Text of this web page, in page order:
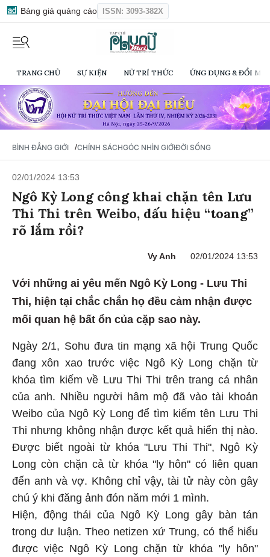
Bảng giá quảng cáo ISSN: 3093-382X
TRANG CHỦ SỰ KIỆN NỮ TRÍ THỨC ỨNG DỤNG & ĐỔI
BÌNH ĐẲNG GIỚI /CHÍNH SÁCHGÓC NHÌN GIỚIĐỜI SỐNG
02/01/2024 13:53
Ngô Kỳ Long công khai chặn tên Lưu
Thi Thi trên Weibo, dấu hiệu “toang”
rõ lắm rồi?
Vy Anh 02/01/2024 13:53
Với những ai yêu mến Ngô Kỳ Long - Lưu Thi
Thi, hiện tại chắc chắn họ đều cảm nhận được
mối quan hệ bất ổn của cặp sao này.
Ngày 2/1, Sohu đưa tin mạng xã hội Trung Quốc
đang xôn xao trước việc Ngô Kỳ Long chặn từ
khóa tìm kiếm về Lưu Thi Thi trên trang cá nhân
của anh. Nhiều người hâm mộ đã vào tài khoản
Weibo của Ngô Kỳ Long để tìm kiếm tên Lưu Thi
Thi nhưng không nhận được kết quả hiển thị nào.
Được biết ngoài từ khóa "Lưu Thi Thi", Ngô Kỳ
Long còn chặn cả từ khóa "ly hôn" có liên quan
đến anh và vợ. Không chỉ vậy, tài tử này còn gây
chú ý khi đăng ảnh đón năm mới 1 mình.
Hiện, động thái của Ngô Kỳ Long gây bàn tán
trong dư luận. Theo netizen xứ Trung, có thể hiểu
được việc Ngô Kỳ Long chặn từ khóa "ly hôn"